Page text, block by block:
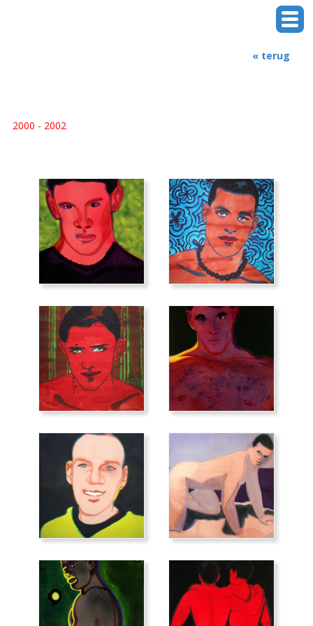
« terug
2000 - 2002